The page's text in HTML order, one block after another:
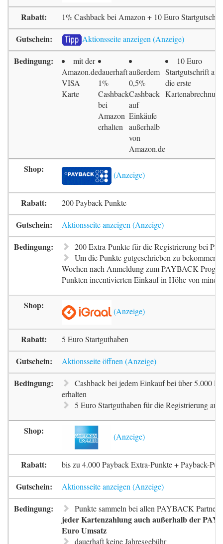
1% Cashback bei Amazon + 10 Euro
Aktionsseite anzeigen
mit der
Amazon.de
VISA
Karte
dauerhaft
1%
Cashback
bei
Amazon
erhalten
außerdem
0,5%
Cashback
auf
Einkäufe
außerhalb
von
Amazon.de
10 Euro
Startgutschrift auf
die erste
Kartenabrechnung
200 Payback Punkte
Aktionsseite anzeigen
200 Extra-Punkte für die Registrierung bei
Um die Punkte gutgeschrieben zu bekommen,
Wochen nach Anmeldung zum PAYBACK
Punkten incentivierten Einkauf in Höhe von
5 Euro Startguthaben
Aktionsseite öffnen
Cashback bei jedem Einkauf bei über 5.000
erhalten
5 Euro Startguthaben für die Registrierung
bis zu 4.000 Payback Extra-Punkte + Payback-
Aktionsseite anzeigen
Punkte sammeln bei allen PAYBACK
jeder Kartenzahlung auch außerhalb der
Euro Umsatz
dauerhaft keine Jahresgebühr